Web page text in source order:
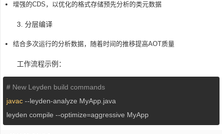
增强的CDS，以优化的格式存储预先分析的类元数据
3. 分层编译
结合多次运行的分析数据，随着时间的推移提高AOT质量
工作流程示例：
# New Leyden build commands
javac --leyden-analyze MyApp.java
leyden compile --optimize=aggressive MyApp